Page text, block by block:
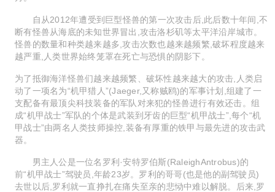
自从2012年遭受到巨型怪兽的第一次攻击后,此后数十年间,不
断有怪兽从海底的未知世界冒出,攻击洛杉矶等太平洋沿岸城市。
怪兽的数量和种类越来越多,攻击次数也越来越频繁,破坏程度越来
越严重,人类世界始终笼罩在死亡与恐惧的阴影下。
为了抵御海洋怪兽们越来越频繁、破坏性越来越大的攻击,人类启
动了一项名为“机甲猎人”(Jaeger,又称贼鸥)的军事计划,组建了一
支配备有最顶尖科技装备的军队对来犯的怪兽进行有效还击。组
成“机甲战士”军队的个体是武装到牙齿的巨型“机甲战士”,每个“机
甲战士”由两名人类技师操控,装备有厚重的铁甲与最先进的攻击武
器。
男主人公是一位名罗利·安特罗伯斯(RaleighAntrobus)的
前“机甲战士”驾驶员,年龄23岁。罗利的哥哥(也是他的副驾驶员)
去世以后,罗利就一直挣扎在痛失至亲的悲恸中难以解脱。后来,罗